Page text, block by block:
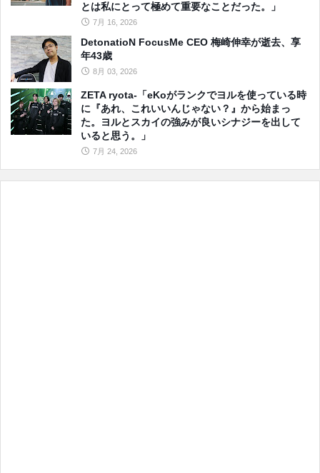
とは私にとって極めて重要なことだった。」
7月 16, 2026
DetonatioN FocusMe CEO 梅崎伸幸が逝去、享
年43歳
8月 03, 2026
ZETA ryota-「eKoがランクでヨルを使っている時
に『あれ、これいいんじゃない？』から始まっ
た。ヨルとスカイの強みが良いシナジーを出して
いると思う。」
7月 24, 2026